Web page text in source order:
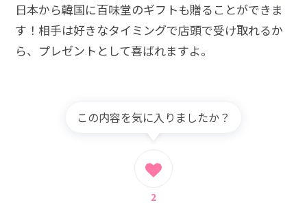
日本から韓国に百味堂のギフトも贈ることができま
す！相手は好きなタイミングで店頭で受け取れるか
ら、プレゼントとして喜ばれますよ。
この内容を気に入りましたか？
2